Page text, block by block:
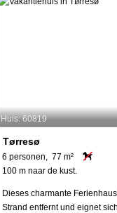
Huis: 60819
Tørresø
6 personen, 77 m²
100 m naar de kust.
Dieses charmante
Strand entfernt und eignet